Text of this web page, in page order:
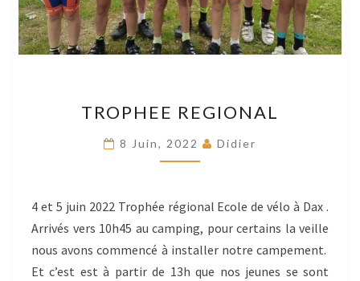
REGIONAL
TROPHEE REGIONAL
8 Juin, 2022 Didier
4 et 5 juin 2022 Trophée régional Ecole de vélo à Dax .
Arrivés vers 10h45 au camping, pour certains la veille
nous avons commencé à installer notre campement.
Et c’est est à partir de 13h que nos jeunes se sont